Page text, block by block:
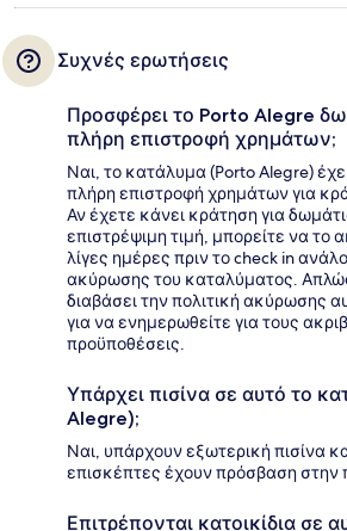
Συχνές ερωτήσεις
Προσφέρει το Porto Alegre
πλήρη επιστροφή χρημάτων;
Ναι, το κατάλυμα (Porto Alegre)
πλήρη επιστροφή χρημάτων για
Αν έχετε κάνει κράτηση για
επιστρέψιμη τιμή, μπορείτε να το
λίγες ημέρες πριν το check in
ακύρωσης του καταλύματος.
διαβάσει την πολιτική ακύρωσης
για να ενημερωθείτε για τους
προϋποθέσεις.
Υπάρχει πισίνα σε αυτό το
Alegre);
Ναι, υπάρχουν εξωτερική πισίνα
επισκέπτες έχουν πρόσβαση στην
Επιτρέπονται κατοικίδια σε